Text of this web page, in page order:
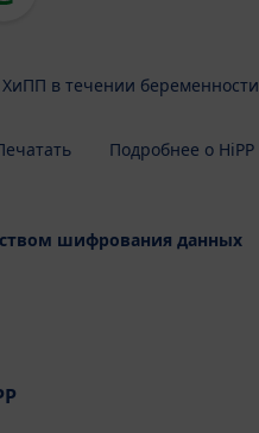
ХиПП в течении беременности
Подробнее о HiPP
шифрования данных